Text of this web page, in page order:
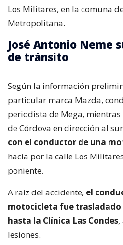
Los Militares, en la comuna
Metropolitana.
José Antonio Neme
de tránsito
Según la información
particular marca Mazda,
periodista de Mega,
de Córdova en dirección al
con el conductor de una
hacía por la calle Los
poniente.
A raíz del accidente, el
motocicleta fue trasladado
hasta la Clínica Las Condes,
lesiones.